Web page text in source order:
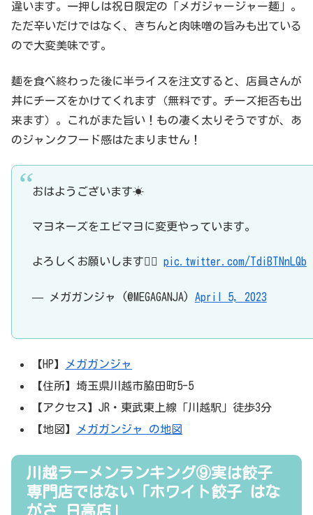
違います。一押しは祝日限定の「メガジャージャー麺」。
ただ辛いだけではなく、きちんと肉味噌の旨みも出ている
ので大変美味です。
麺を食べ終わった後に半ライスを注文すると、店員さんが
丼にチーズをかけてくれます（無料です。チーズ拒否も出
来ます）。これがまた旨い！もの凄く太りそうですが、あ
のジャンクフード感はたまりません！
おはようございます☀
マヨネーズをエビマヨに変更やっています。
よろしくお願いします🙇‍♂️ pic.twitter.com/TdiBTNnLQb
— メガガンジャ (@MEGAGANJA) April 5, 2023
【HP】
メガガンジャ
【住所】埼玉県川越市脇田町5-5
【アクセス】JR・東武東上線「川越駅」徒歩3分
【地図】
メガガンジャ の地図
川越ラーメンランキング⑨実は餃子
専門店ではない「ホワイト餃子 はな
がさ 日高店」